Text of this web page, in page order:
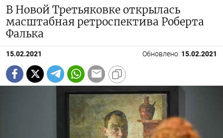
В Новой Третьяковке открылась
масштабная ретроспектива Роберта
Фалька
15.02.2021 Обновлено: 15.02.2021